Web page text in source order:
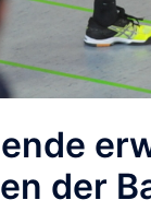
der